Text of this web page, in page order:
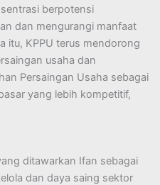
berpotensi
dan mengurangi manfaat
itu, KPPU terus mendorong
usaha dan
Persaingan Usaha sebagai
yang lebih kompetitif,
ditawarkan Ifan sebagai
dan daya saing sektor